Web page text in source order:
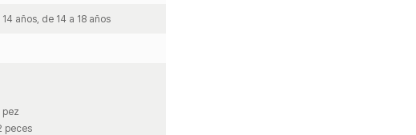
años, de 14 a 18 años
pez
peces